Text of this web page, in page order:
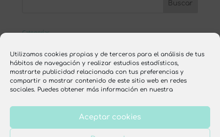
Utilizamos cookies propias y de terceros para el análisis de tus
hábitos de navegación y realizar estudios estadísticos,
mostrarte publicidad relacionada con tus preferencias y
compartir o mostrar contenido de este sitio web en redes
sociales. Puedes obtener más información en nuestra
Aceptar cookies
Categorías
nutrición
recetas
Aviso legal Política de privacidad